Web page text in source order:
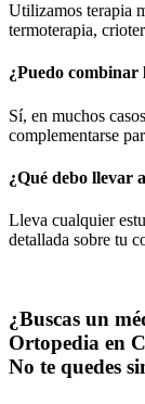
Utilizamos terapia
termoterapia,
¿Puedo
Sí, en muchos
complementarse
¿Qué debo llevar
Lleva cualquier
detallada sobre tu
¿Buscas un
Ortopedia en
No te quedes